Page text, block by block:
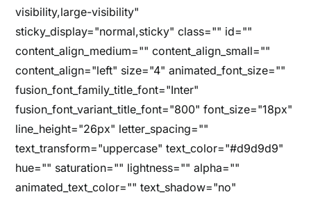
visibility,large-visibility"
sticky_display="normal,sticky" class="" id=""
content_align_medium="" content_align_small=""
content_align="left" size="4" animated_font_size=""
fusion_font_family_title_font="Inter"
fusion_font_variant_title_font="800" font_size="18px"
line_height="26px" letter_spacing=""
text_transform="uppercase" text_color="#d9d9d9"
hue="" saturation="" lightness="" alpha=""
animated_text_color="" text_shadow="no"